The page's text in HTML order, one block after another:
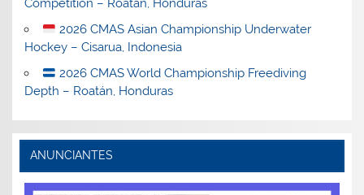
Competition – Roatán, Honduras
2026 CMAS Asian Championship Underwater
Hockey – Cisarua, Indonesia
2026 CMAS World Championship Freediving
Depth – Roatán, Honduras
ANUNCIANTES